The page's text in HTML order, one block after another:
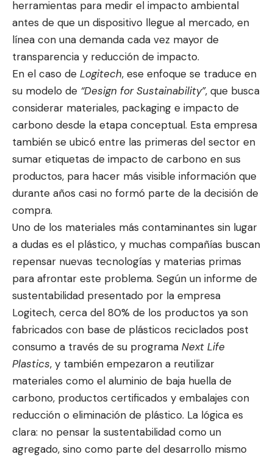
herramientas para medir el impacto ambiental
antes de que un dispositivo llegue al mercado, en
línea con una demanda cada vez mayor de
transparencia y reducción de impacto.
En el caso de Logitech, ese enfoque se traduce en
su modelo de “Design for Sustainability”, que busca
considerar materiales, packaging e impacto de
carbono desde la etapa conceptual. Esta empresa
también se ubicó entre las primeras del sector en
sumar etiquetas de impacto de carbono en sus
productos, para hacer más visible información que
durante años casi no formó parte de la decisión de
compra.
Uno de los materiales más contaminantes sin lugar
a dudas es el plástico, y muchas compañías buscan
repensar nuevas tecnologías y materias primas
para afrontar este problema. Según un informe de
sustentabilidad presentado por la empresa
Logitech, cerca del 80% de los productos ya son
fabricados con base de plásticos reciclados post
consumo a través de su programa Next Life
Plastics, y también empezaron a reutilizar
materiales como el aluminio de baja huella de
carbono, productos certificados y embalajes con
reducción o eliminación de plástico. La lógica es
clara: no pensar la sustentabilidad como un
agregado, sino como parte del desarrollo mismo